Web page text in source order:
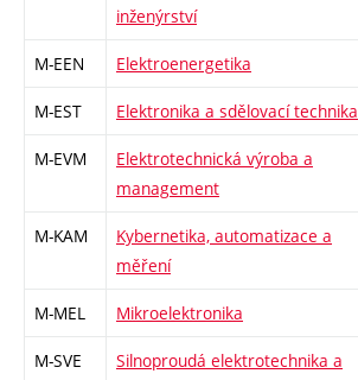
inženýrství
M-EEN Elektroenergetika
M-EST Elektronika a sdělovací technika
M-EVM
Elektrotechnická výroba a
management
M-KAM
Kybernetika, automatizace a
měření
M-MEL Mikroelektronika
M-SVE
Silnoproudá elektrotechnika a